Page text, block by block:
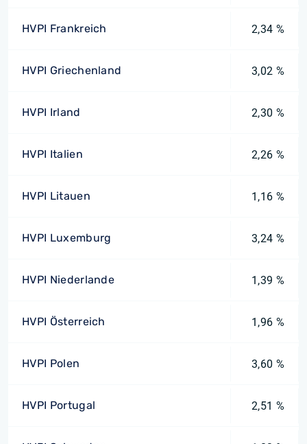
HVPI Frankreich 2,34 %
HVPI Griechenland 3,02 %
HVPI Irland 2,30 %
HVPI Italien 2,26 %
HVPI Litauen 1,16 %
HVPI Luxemburg 3,24 %
HVPI Niederlande 1,39 %
HVPI Österreich 1,96 %
HVPI Polen 3,60 %
HVPI Portugal 2,51 %